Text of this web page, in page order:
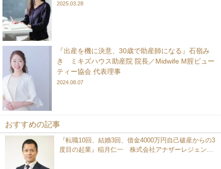
2025.03.28
『出産を機に決意、30歳で助産師になる』石嶺み
き ミキズハウス助産院 院長／Midwife M腟ビュー
ティー協会 代表理事
2024.08.07
おすすめの記事
『転職10回、結婚3回、借金4000万円自己破産からの3
度目の起業』稲月仁一 株式会社アナザーレジェンド